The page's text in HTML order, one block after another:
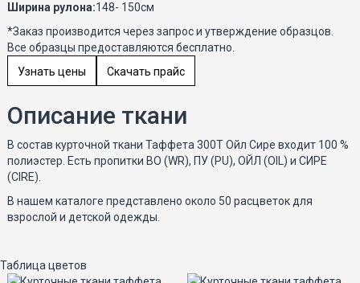
Ширина рулона:148- 150см
*Заказ производится через запрос и утверждение образцов.
Все образцы предоставляются бесплатно.
Узнать цены
Скачать прайс
Описание ткани
В состав курточной ткани Таффета 300Т Ойл Сире входит 100 %
полиэстер. Есть пропитки ВО (WR), ПУ (PU), ОЙЛ (OIL) и СИРЕ
(CIRE).
В нашем каталоге представлено около 50 расцветок для
взрослой и детской одежды.
Таблица цветов